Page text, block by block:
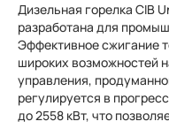
Дизельная горелка CIB
разработана для
Эффективное сжигание
широких возможностей
управления,
регулируется в
до 2558 кВт, что